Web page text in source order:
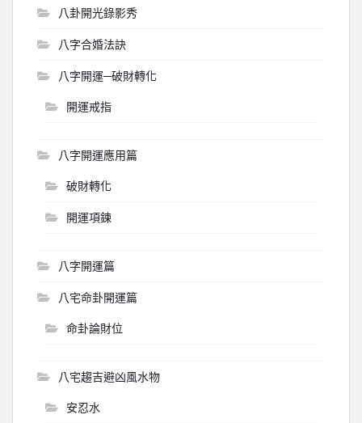
八卦開光錄影秀
八字合婚法訣
八字開運─破財轉化
開運戒指
八字開運應用篇
破財轉化
開運項鍊
八字開運篇
八宅命卦開運篇
命卦論財位
八宅趨吉避凶風水物
安忍水